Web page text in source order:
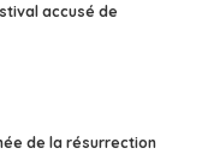
accusé de
de la résurrection